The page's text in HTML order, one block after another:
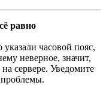
равно
часовой пояс,
неверное, значит,
сервере. Уведомите
проблемы.